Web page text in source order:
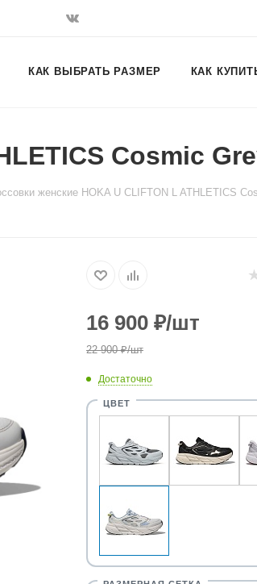
КАК ВЫБРАТЬ РАЗМЕР КАК
Cosmic
женские HOKA U CLIFTON L ATHLETICS
16 900 ₽/шт
22 900₽/шт
Достаточно